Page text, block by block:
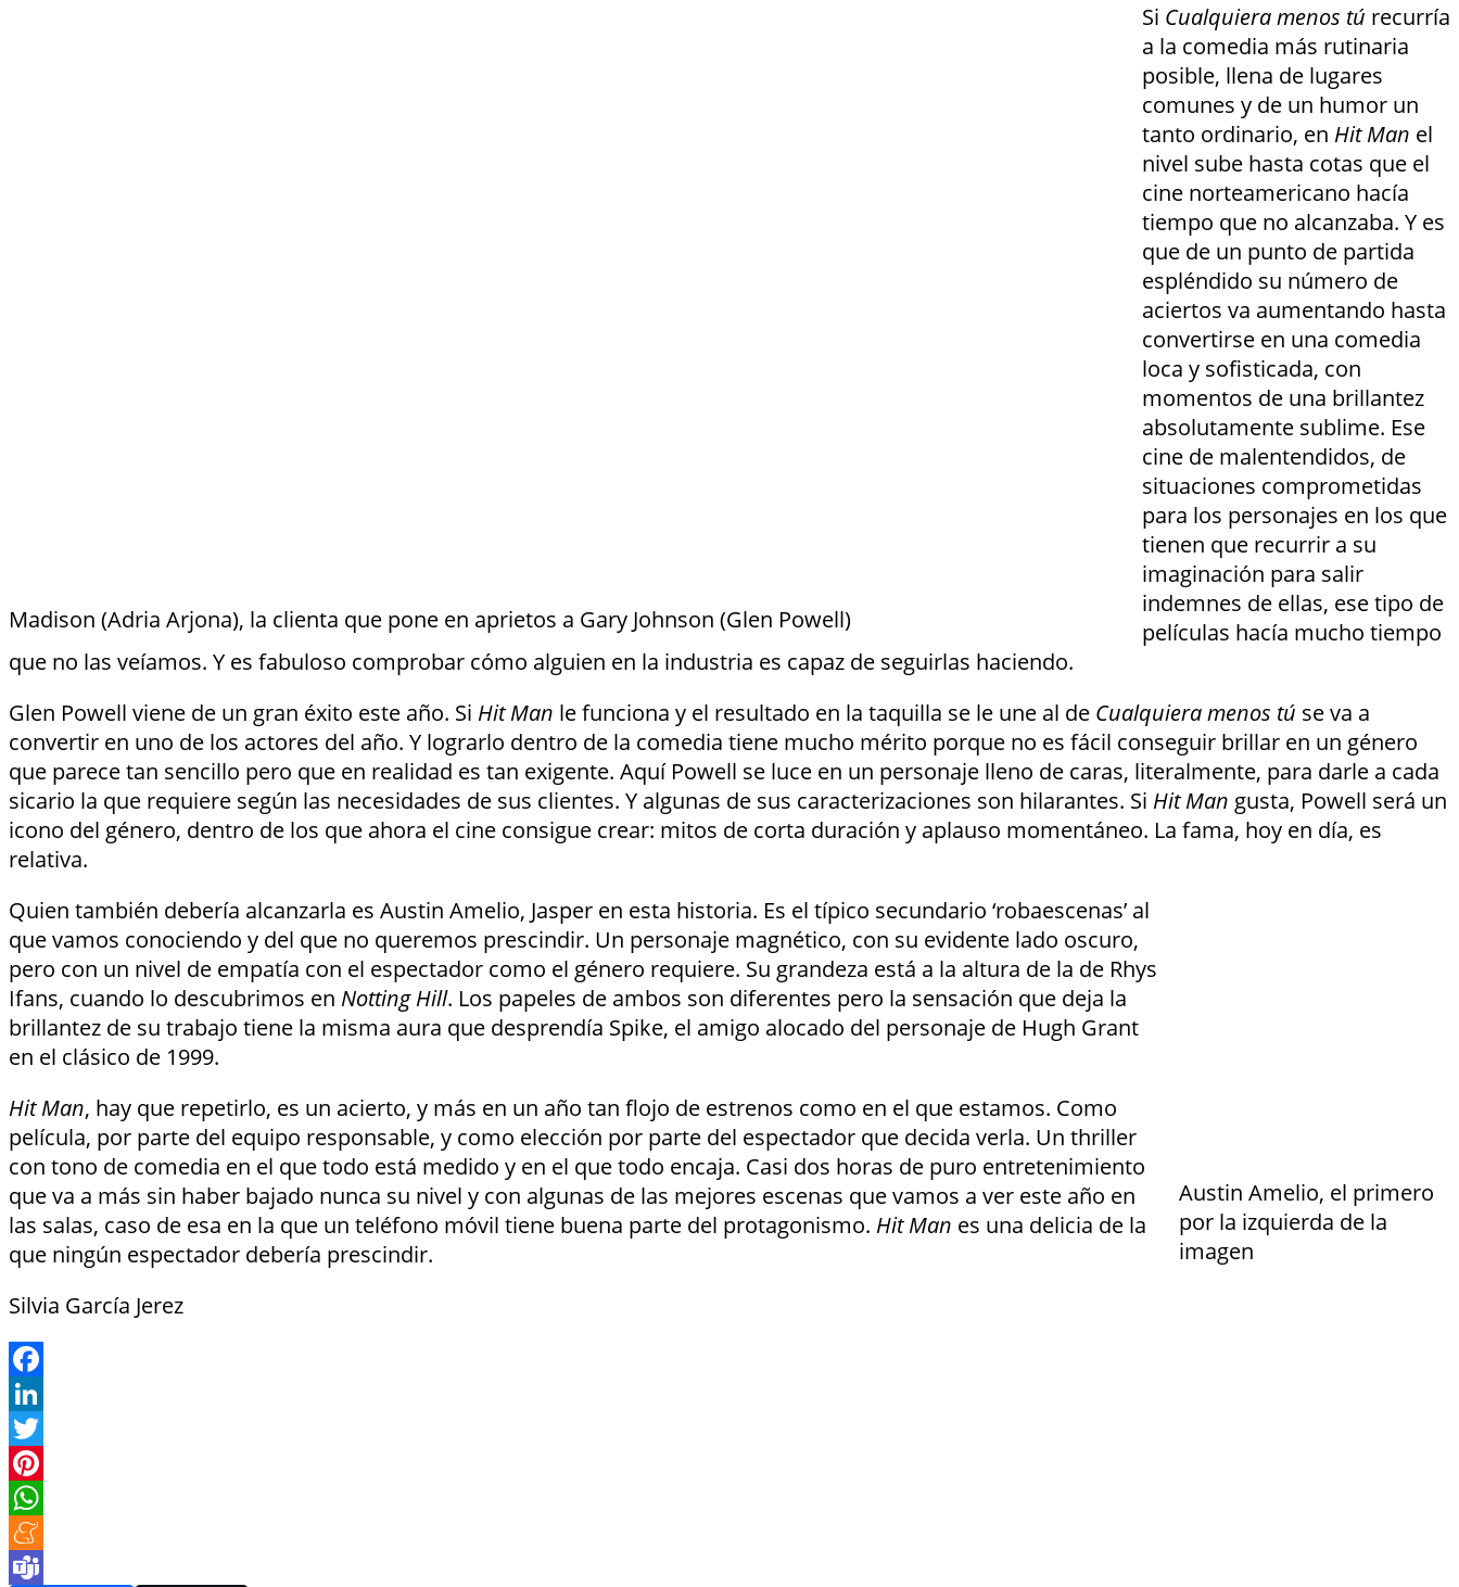
Madison (Adria Arjona), la clienta que pone en aprietos a Gary Johnson (Glen Powell)
Si Cualquiera menos tú recurría
a la comedia más rutinaria
posible, llena de lugares
comunes y de un humor un
tanto ordinario, en Hit Man el
nivel sube hasta cotas que el
cine norteamericano hacía
tiempo que no alcanzaba. Y es
que de un punto de partida
espléndido su número de
aciertos va aumentando hasta
convertirse en una comedia
loca y sofisticada, con
momentos de una brillantez
absolutamente sublime. Ese
cine de malentendidos, de
situaciones comprometidas
para los personajes en los que
tienen que recurrir a su
imaginación para salir
indemnes de ellas, ese tipo de
películas hacía mucho tiempo
que no las veíamos. Y es fabuloso comprobar cómo alguien en la industria es capaz de seguirlas haciendo.
Glen Powell viene de un gran éxito este año. Si Hit Man le funciona y el resultado en la taquilla se le une al de Cualquiera menos tú se va a
convertir en uno de los actores del año. Y lograrlo dentro de la comedia tiene mucho mérito porque no es fácil conseguir brillar en un género
que parece tan sencillo pero que en realidad es tan exigente. Aquí Powell se luce en un personaje lleno de caras, literalmente, para darle a cada
sicario la que requiere según las necesidades de sus clientes. Y algunas de sus caracterizaciones son hilarantes. Si Hit Man gusta, Powell será un
icono del género, dentro de los que ahora el cine consigue crear: mitos de corta duración y aplauso momentáneo. La fama, hoy en día, es
relativa.
Austin Amelio, el primero
por la izquierda de la
imagen
Quien también debería alcanzarla es Austin Amelio, Jasper en esta historia. Es el típico secundario ‘robaescenas’ al
que vamos conociendo y del que no queremos prescindir. Un personaje magnético, con su evidente lado oscuro,
pero con un nivel de empatía con el espectador como el género requiere. Su grandeza está a la altura de la de Rhys
Ifans, cuando lo descubrimos en Notting Hill. Los papeles de ambos son diferentes pero la sensación que deja la
brillantez de su trabajo tiene la misma aura que desprendía Spike, el amigo alocado del personaje de Hugh Grant
en el clásico de 1999.
Hit Man, hay que repetirlo, es un acierto, y más en un año tan flojo de estrenos como en el que estamos. Como
película, por parte del equipo responsable, y como elección por parte del espectador que decida verla. Un thriller
con tono de comedia en el que todo está medido y en el que todo encaja. Casi dos horas de puro entretenimiento
que va a más sin haber bajado nunca su nivel y con algunas de las mejores escenas que vamos a ver este año en
las salas, caso de esa en la que un teléfono móvil tiene buena parte del protagonismo. Hit Man es una delicia de la
que ningún espectador debería prescindir.
Silvia García Jerez
Facebook
LinkedIn
Twitter
Pinterest
WhatsApp
Meneame